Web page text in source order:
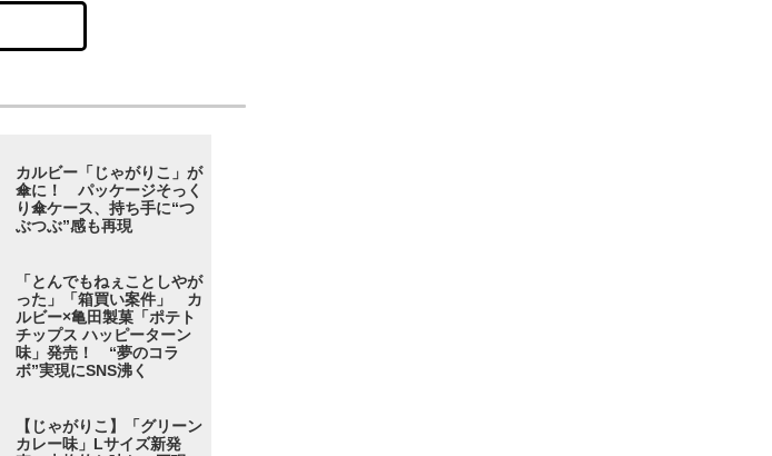
カルビー「じゃがりこ」が
傘に！ パッケージそっく
り傘ケース、持ち手に“つ
ぶつぶ”感も再現
「とんでもねぇことしやが
った」「箱買い案件」 カ
ルビー×亀田製菓「ポテト
チップス ハッピーターン
味」発売！ “夢のコラ
ボ”実現にSNS沸く
【じゃがりこ】「グリーン
カレー味」Lサイズ新発